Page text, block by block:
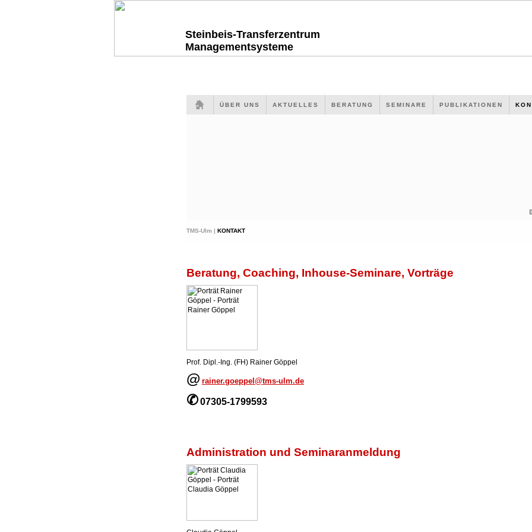
Steinbeis-Transferzentrum
Managementsysteme
ÜBER UNS AKTUELLES BERATUNG SEMINARE PUBLIKATIONEN
TMS-Ulm | KONTAKT
Beratung, Coaching, Inhouse-Seminare, Vorträge
Prof. Dipl.-Ing. (FH) Rainer Göppel
@ rainer.goeppel@tms-ulm.de
✆07305-1799593
Administration und Seminaranmeldung